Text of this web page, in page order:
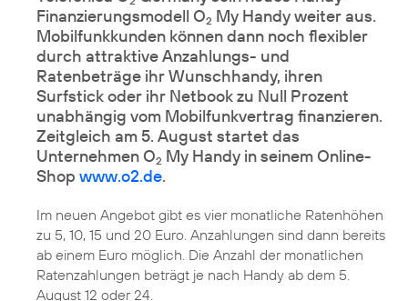
Finanzierungsmodell O2 My Handy weiter aus.
Mobilfunkkunden können dann noch flexibler
durch attraktive Anzahlungs- und
Ratenbeträge ihr Wunschhandy, ihren
Surfstick oder ihr Netbook zu Null Prozent
unabhängig vom Mobilfunkvertrag finanzieren.
Zeitgleich am 5. August startet das
Unternehmen O2 My Handy in seinem Online-
Shop www.o2.de.
Im neuen Angebot gibt es vier monatliche Ratenhöhen
zu 5, 10, 15 und 20 Euro. Anzahlungen sind dann bereits
ab einem Euro möglich. Die Anzahl der monatlichen
Ratenzahlungen beträgt je nach Handy ab dem 5.
August 12 oder 24.